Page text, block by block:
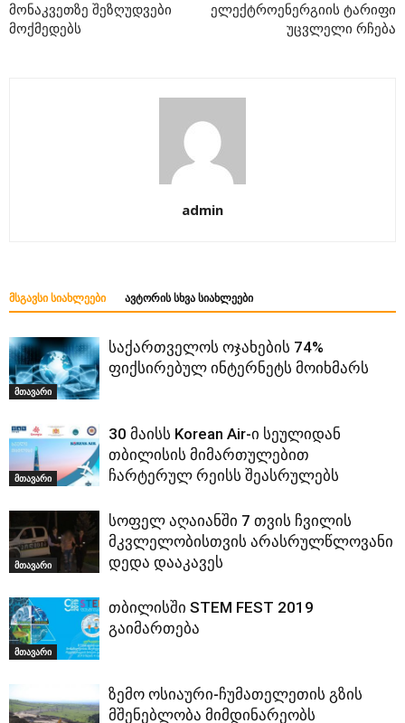
მონაკვეთზე შეზღუდვები
მოქმედებს
ელექტროენერგიის ტარიფი
უცვლელი რჩება
admin
ᲛᲡᲒᲐᲕᲡᲘ ᲡᲘᲐᲮᲚᲔᲔᲑᲘ ᲐᲕᲢᲝᲠᲘᲡ ᲡᲮᲕᲐ ᲡᲘᲐᲮᲚᲔᲔᲑᲘ
მთავარი
საქართველოს ოჯახების 74%
ფიქსირებულ ინტერნეტს მოიხმარს
მთავარი
30 მაისს Korean Air-ი სეულიდან
თბილისის მიმართულებით
ჩარტერულ რეისს შეასრულებს
მთავარი
სოფელ აღაიანში 7 თვის ჩვილის
მკვლელობისთვის არასრულწლოვანი
დედა დააკავეს
მთავარი
თბილისში STEM FEST 2019
გაიმართება
ზემო ოსიაური-ჩუმათელეთის გზის
მშენებლობა მიმდინარეობს